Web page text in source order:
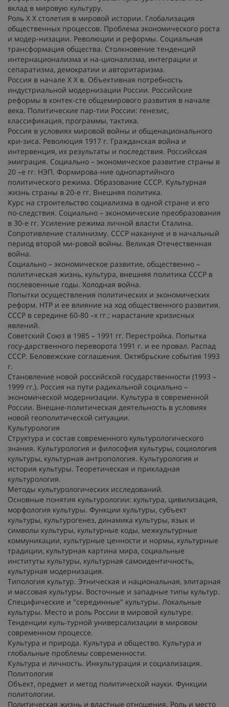
вклад в мировую культуру.
Роль X X столетия в мировой истории. Глобализация
общественных процессов. Проблема экономического роста
и модер-низации. Революции и реформы. Социальная
трансформация общества. Столкновение тенденций
интернационализма и на-ционализма, интеграции и
сепаратизма, демократии и авторитаризма.
Россия в начале X X в. Объективная потребность
индустриальной модернизации России. Российские
реформы в контек-сте общемирового развития в начале
века. Политические пар-тии России: генезис,
классификация, программы, тактика.
Россия в условиях мировой войны и общенационального
кри-зиса. Революция 1917 г. Гражданская война и
интервенция, их результаты и последствия. Российская
эмиграция. Социально – экономическое развитие страны в
20 –е гг. НЭП. Формирова-ние однопартийного
политического режима. Образование СССР. Культурная
жизнь страны в 20-е гг. Внешняя политика.
Курс на строительство социализма в одной стране и его
по-следствия. Социально – экономические преобразования
в 30-е гг. Усиление режима личной власти Сталина.
Сопротивление сталинизму. СССР накануне и в начальный
период второй ми-ровой войны. Великая Отечественная
война.
Социально – экономическое развитие, общественно –
политическая жизнь, культура, внешняя политика СССР в
послевоенные годы. Холодная война.
Попытки осуществления политических и экономических
реформ. НТР и ее влияние на ход общественного развития.
СССР в середине 60-80 –х гг.: нарастание кризисных
явлений.
Советский Союз в 1985 – 1991 гг. Перестройка. Попытка
госу-дарственного переворота 1991 г. и ее провал. Распад
СССР. Беловежские соглашения. Октябрьские события 1993
г.
Становление новой российской государственности (1993 –
1999 гг.). Россия на пути радикальной социально –
экономической модернизации. Культура в современной
России. Внешне-политическая деятельность в условиях
новой геополитической ситуации.
Культурология
Структура и состав современного культурологического
знания. Культурология и философия культуры, социология
культуры, культурная антропология. Культурология и
история культуры. Теоретическая и прикладная
культурология.
Методы культурологических исследований.
Основные понятия культурологии: культура, цивилизация,
морфология культуры. Функции культуры, субъект
культуры, культурогенез, динамика культуры, язык и
символы культуры, культурные коды, межкультурные
коммуникации, культурные ценности и нормы, культурные
традиции, культурная картина мира, социальные
институты культуры, культурная самоидентичность,
культурная модернизация.
Типология культур. Этническая и национальная, элитарная
и массовая культуры. Восточные и западные типы культур.
Специфические и "серединные" культуры. Локальные
культуры. Место и роль России в мировой культуре.
Тенденции куль-турной универсализации в мировом
современном процессе.
Культура и природа. Культура и общество. Культура и
глобальные проблемы современности.
Культура и личность. Инкультурация и социализация.
Политология
Объект, предмет и метод политической науки. Функции
политологии.
Политическая жизнь и властные отношения. Роль и место